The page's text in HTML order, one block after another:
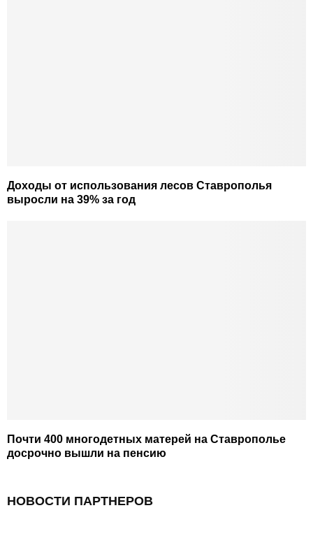
Доходы от использования лесов Ставрополья
выросли на 39% за год
Почти 400 многодетных матерей на Ставрополье
досрочно вышли на пенсию
НОВОСТИ ПАРТНЕРОВ